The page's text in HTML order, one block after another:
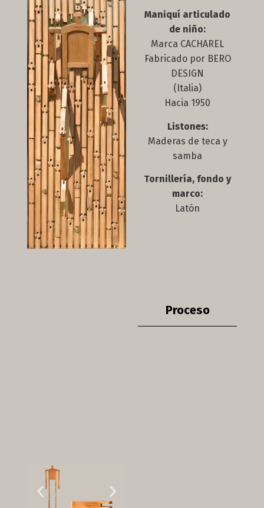
Maniquí articulado
de niño:
Marca CACHAREL
Fabricado por BERO
DESIGN
(Italia)
Hacia 1950
Listones:
Maderas de teca y
samba
Tornillería, fondo y
marco:
Latón
Proceso